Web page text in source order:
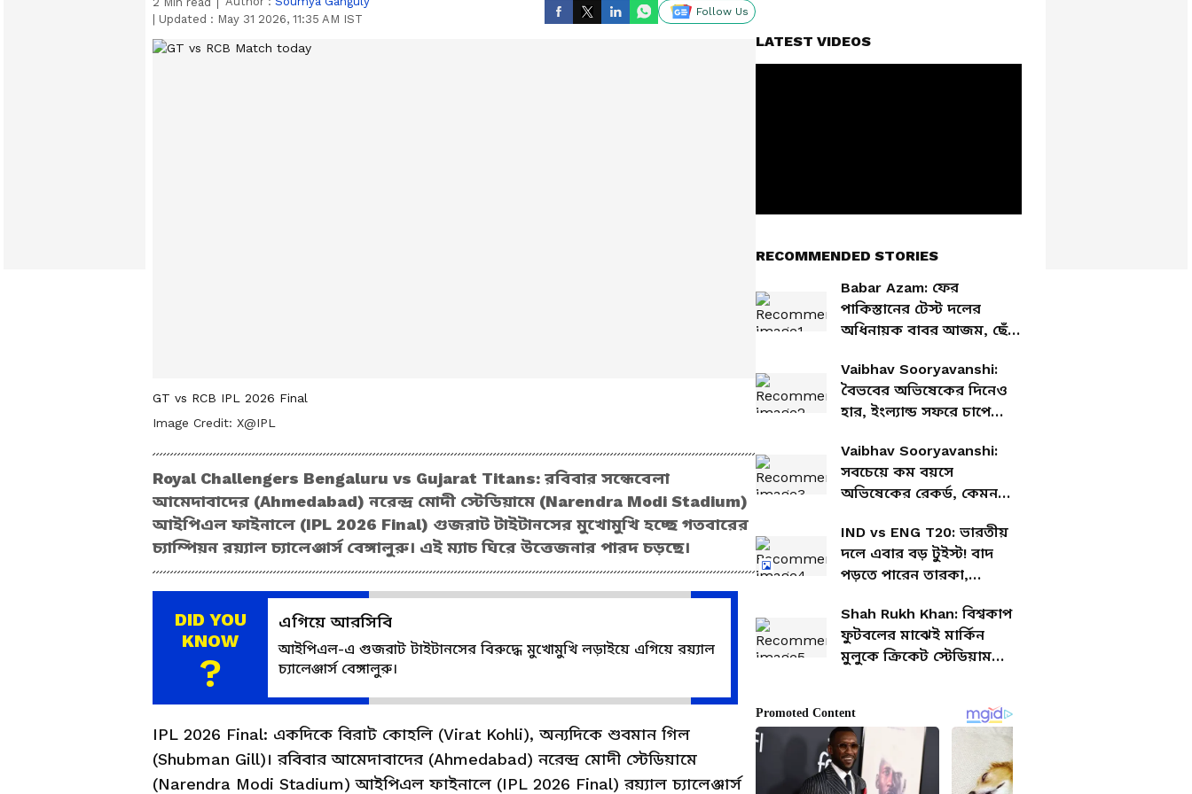
Updated : May 31 2026, 11:35 AM IST
Follow Us
GT vs RCB IPL 2026 Final
Image Credit: X@IPL
Royal Challengers Bengaluru vs Gujarat Titans: রবিবার সন্ধেবেলা
আমেদাবাদের (Ahmedabad) নরেন্দ্র মোদী স্টেডিয়ামে (Narendra Modi Stadium)
আইপিএল ফাইনালে (IPL 2026 Final) গুজরাট টাইটানসের মুখোমুখি হচ্ছে গতবারের
চ্যাম্পিয়ন রয়্যাল চ্যালেঞ্জার্স বেঙ্গালুরু। এই ম্যাচ ঘিরে উত্তেজনার পারদ চড়ছে।
DID YOU
KNOW
?
এগিয়ে আরসিবি
আইপিএল-এ গুজরাট টাইটানসের বিরুদ্ধে মুখোমুখি লড়াইয়ে এগিয়ে রয়্যাল
চ্যালেঞ্জার্স বেঙ্গালুরু।
IPL 2026 Final: একদিকে বিরাট কোহলি (Virat Kohli), অন্যদিকে শুবমান গিল
(Shubman Gill)। রবিবার আমেদাবাদের (Ahmedabad) নরেন্দ্র মোদী স্টেডিয়ামে
(Narendra Modi Stadium) আইপিএল ফাইনালে (IPL 2026 Final) রয়্যাল চ্যালেঞ্জার্স
LATEST VIDEOS
RECOMMENDED STORIES
Babar Azam: ফের
পাকিস্তানের টেস্ট দলের
অধিনায়ক বাবর আজম, ছেঁটে
Vaibhav Sooryavanshi:
বৈভবের অভিষেকের দিনেও
হার, ইংল্যান্ড সফরে চাপে
Vaibhav Sooryavanshi:
সবচেয়ে কম বয়সে
অভিষেকের রেকর্ড, কেমন
IND vs ENG T20: ভারতীয়
দলে এবার বড় টুইস্ট! বাদ
পড়তে পারেন তারকা,
বৈভবের?
Shah Rukh Khan: বিশ্বকাপ
ফুটবলের মাঝেই মার্কিন
মুলুকে ক্রিকেট স্টেডিয়াম